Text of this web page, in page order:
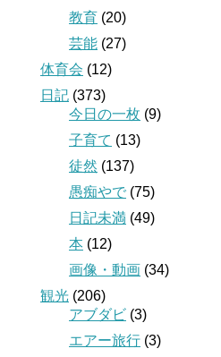
教育 (20)
芸能 (27)
体育会 (12)
日記 (373)
今日の一枚 (9)
子育て (13)
徒然 (137)
愚痴やで (75)
日記未満 (49)
本 (12)
画像・動画 (34)
観光 (206)
アブダビ (3)
エアー旅行 (3)